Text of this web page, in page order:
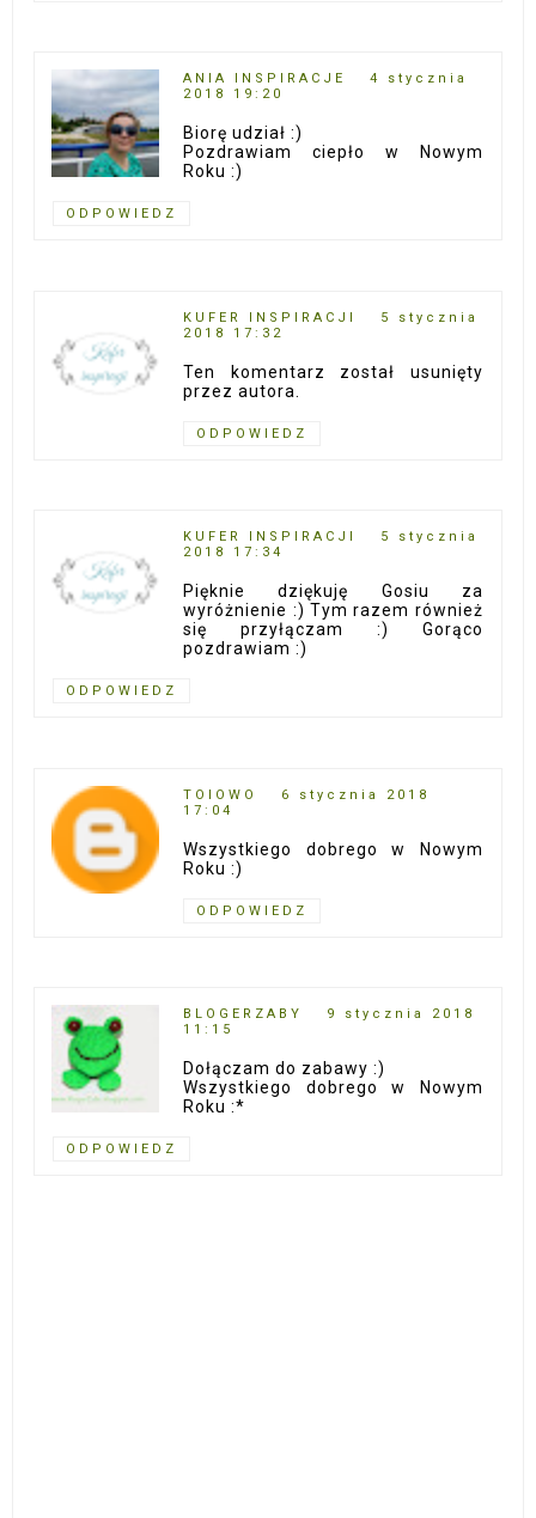
ANIA INSPIRACJE
4 stycznia
2018 19:20
Biorę udział :)
Pozdrawiam ciepło w Nowym
Roku :)
ODPOWIEDZ
KUFER INSPIRACJI
5 stycznia
2018 17:32
Ten komentarz został usunięty
przez autora.
ODPOWIEDZ
KUFER INSPIRACJI
5 stycznia
2018 17:34
Pięknie dziękuję Gosiu za
wyróżnienie :) Tym razem również
się przyłączam :) Gorąco
pozdrawiam :)
ODPOWIEDZ
TOIOWO
6 stycznia 2018
17:04
Wszystkiego dobrego w Nowym
Roku :)
ODPOWIEDZ
BLOGERZABY
9 stycznia 2018
11:15
Dołączam do zabawy :)
Wszystkiego dobrego w Nowym
Roku :*
ODPOWIEDZ